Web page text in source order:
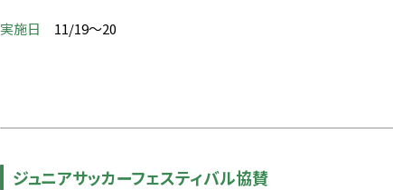
実施日 11/19～20
ジュニアサッカーフェスティバル協賛